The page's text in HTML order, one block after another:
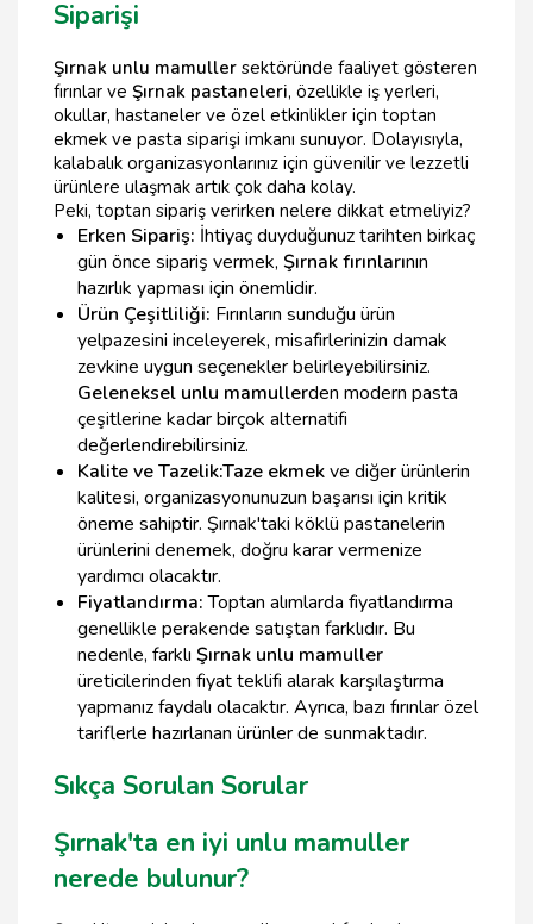
Siparişi
Şırnak unlu mamuller sektöründe faaliyet gösteren
fırınlar ve Şırnak pastaneleri, özellikle iş yerleri,
okullar, hastaneler ve özel etkinlikler için toptan
ekmek ve pasta siparişi imkanı sunuyor. Dolayısıyla,
kalabalık organizasyonlarınız için güvenilir ve lezzetli
ürünlere ulaşmak artık çok daha kolay.
Peki, toptan sipariş verirken nelere dikkat etmeliyiz?
Erken Sipariş: İhtiyaç duyduğunuz tarihten birkaç
gün önce sipariş vermek, Şırnak fırınlarının
hazırlık yapması için önemlidir.
Ürün Çeşitliliği: Fırınların sunduğu ürün
yelpazesini inceleyerek, misafirlerinizin damak
zevkine uygun seçenekler belirleyebilirsiniz.
Geleneksel unlu mamullerden modern pasta
çeşitlerine kadar birçok alternatifi
değerlendirebilirsiniz.
Kalite ve Tazelik:Taze ekmekve diğer ürünlerin
kalitesi, organizasyonunuzun başarısı için kritik
öneme sahiptir. Şırnak'taki köklü pastanelerin
ürünlerini denemek, doğru karar vermenize
yardımcı olacaktır.
Fiyatlandırma:Toptan alımlarda fiyatlandırma
genellikle perakende satıştan farklıdır. Bu
nedenle, farklı Şırnak unlu mamuller
üreticilerinden fiyat teklifi alarak karşılaştırma
yapmanız faydalı olacaktır. Ayrıca, bazı fırınlar özel
tariflerle hazırlanan ürünler de sunmaktadır.
Sıkça Sorulan Sorular
Şırnak'ta en iyi unlu mamuller
nerede bulunur?